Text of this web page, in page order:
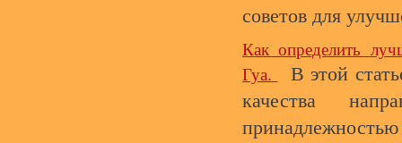
советов для
Как определить
Гуа.
В этой
качества